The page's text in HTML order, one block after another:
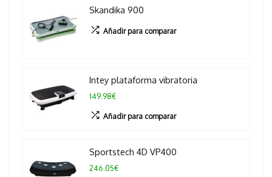
Skandika 900
Añadir para comparar
Intey plataforma vibratoria
149.98€
Añadir para comparar
Sportstech 4D VP400
246.05€